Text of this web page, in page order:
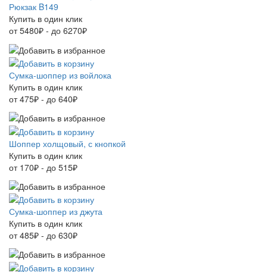
Рюкзак B149
Купить в один клик
от 5480₽ - до 6270₽
Сумка-шоппер из войлока
Купить в один клик
от 475₽ - до 640₽
Шоппер холщовый, с кнопкой
Купить в один клик
от 170₽ - до 515₽
Сумка-шоппер из джута
Купить в один клик
от 485₽ - до 630₽